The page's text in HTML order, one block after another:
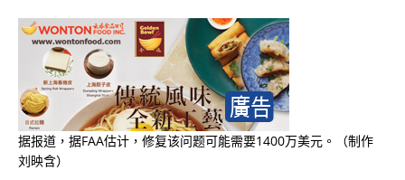
据报道，据FAA估计，修复该问题可能需要1400万美元。（制作
刘映含）